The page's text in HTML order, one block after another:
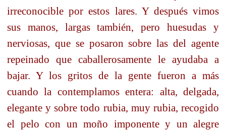
irreconocible por estos lares. Y después vimos
sus manos, largas también, pero huesudas y
nerviosas, que se posaron sobre las del agente
repeinado que caballerosamente le ayudaba a
bajar. Y los gritos de la gente fueron a más
cuando la contemplamos entera: alta, delgada,
elegante y sobre todo rubia, muy rubia, recogido
el pelo con un moño imponente y un alegre